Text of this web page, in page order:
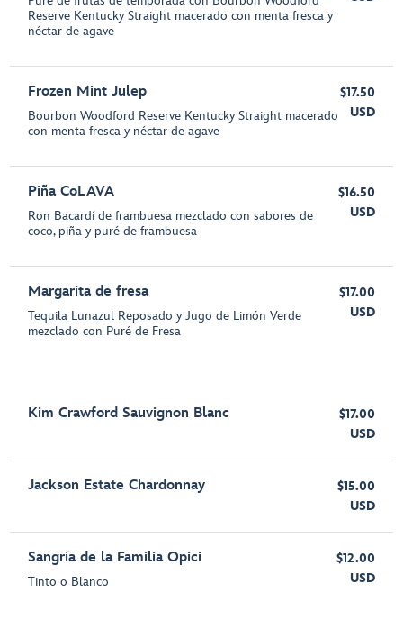
Reserve Kentucky Straight macerado con menta fresca y
néctar de agave
Frozen Mint Julep
Bourbon Woodford Reserve Kentucky Straight macerado
con menta fresca y néctar de agave
$17.50
USD
Piña CoLAVA
Ron Bacardí de frambuesa mezclado con sabores de
coco, piña y puré de frambuesa
$16.50
USD
Margarita de fresa
Tequila Lunazul Reposado y Jugo de Limón Verde
mezclado con Puré de Fresa
$17.00
USD
Kim Crawford Sauvignon Blanc
$17.00
USD
Jackson Estate Chardonnay
$15.00
USD
Sangría de la Familia Opici
Tinto o Blanco
$12.00
USD